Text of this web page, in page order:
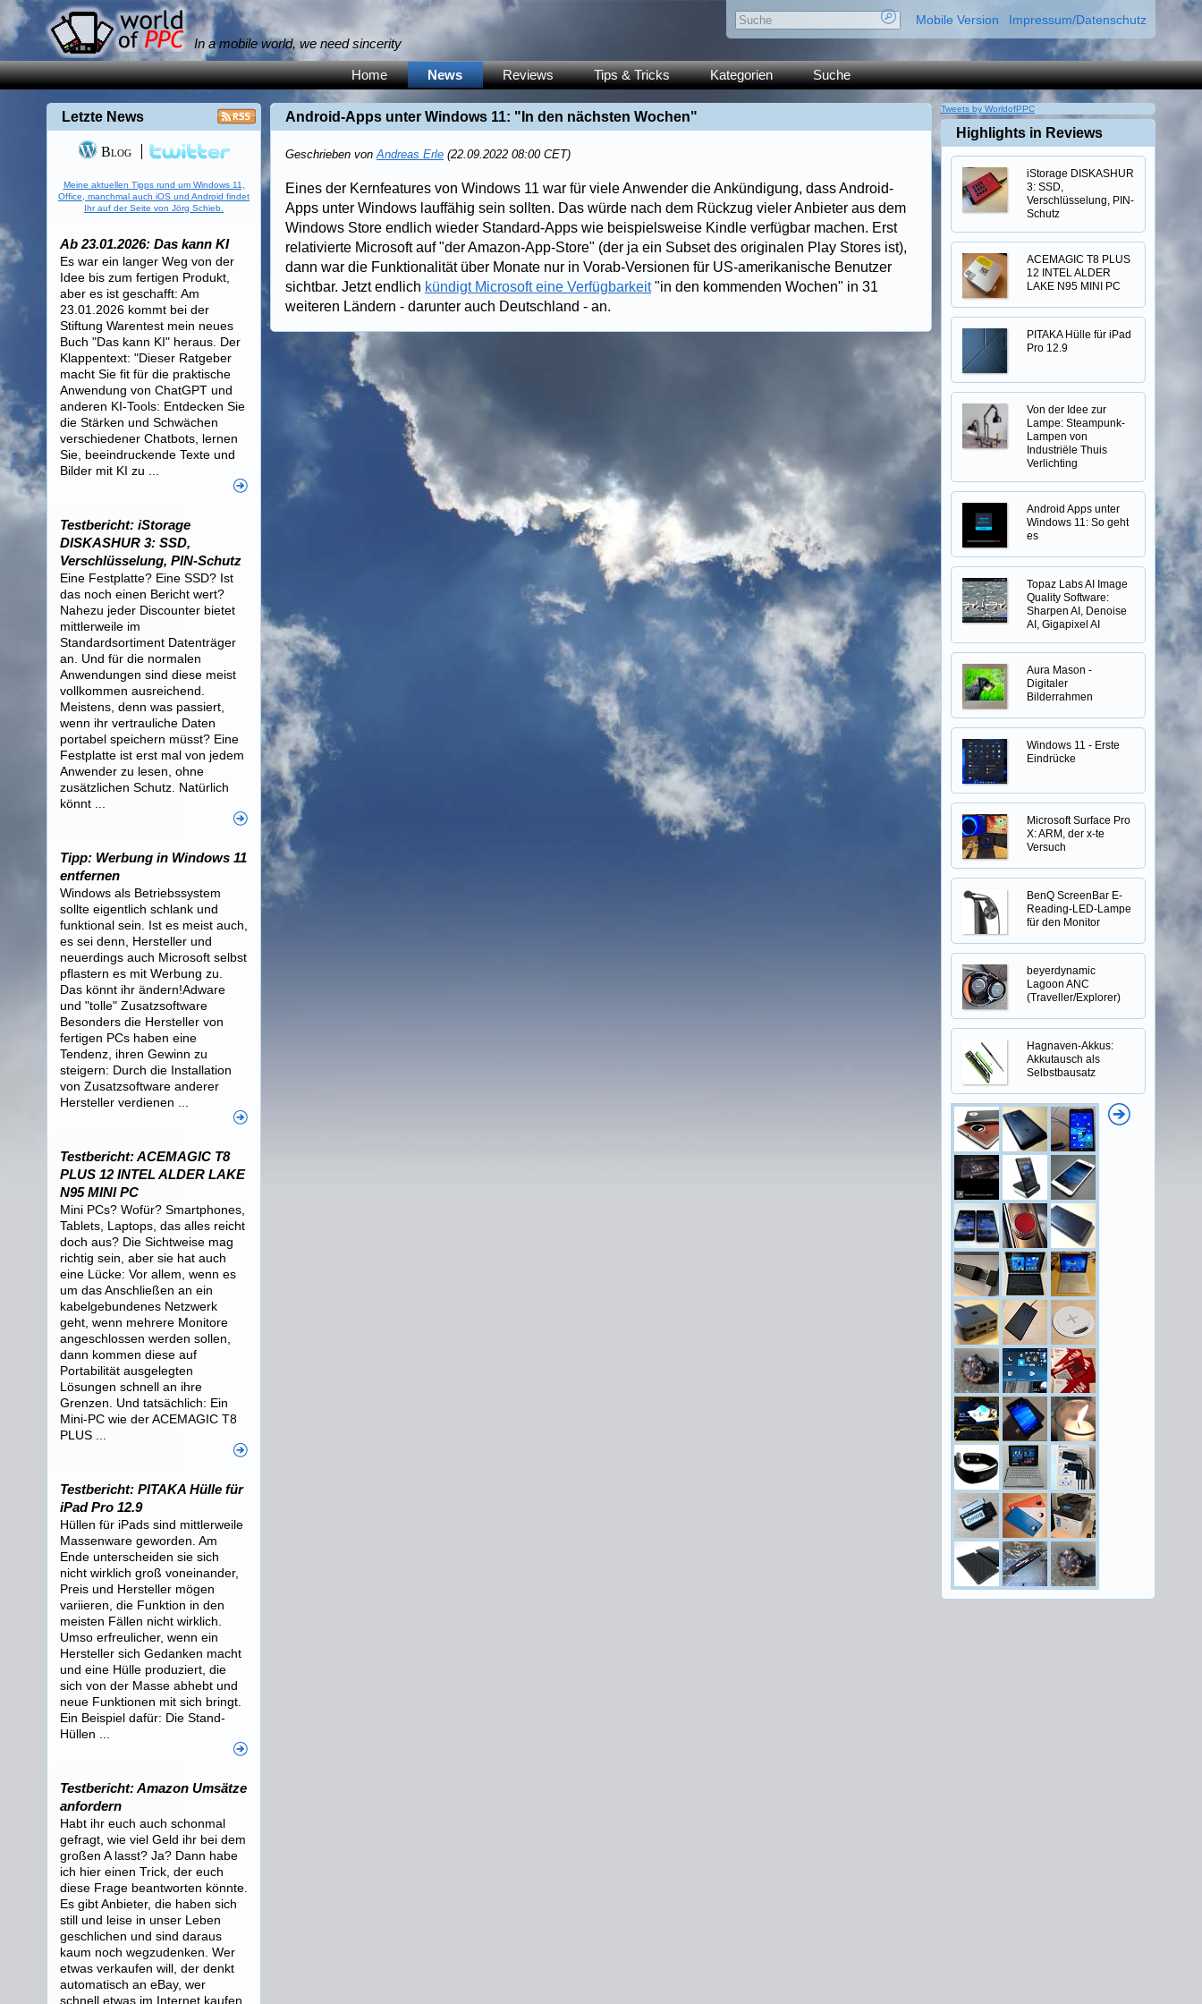
In a mobile world, we need sincerity
Mobile Version Impressum/Datenschutz
Home News Reviews Tips & Tricks Kategorien Suche
Android-Apps unter Windows 11: "In den nächsten Wochen"
Geschrieben vonAndreas Erle (22.09.2022 08:00 CET)
Eines der Kernfeatures von Windows 11 war für viele Anwender die Ankündigung, dass Android-
Apps unter Windows lauffähig sein sollten. Das würde nach dem Rückzug vieler Anbieter aus dem
Windows Store endlich wieder Standard-Apps wie beispielsweise Kindle verfügbar machen. Erst
relativierte Microsoft auf "der Amazon-App-Store" (der ja ein Subset des originalen Play Stores ist),
dann war die Funktionalität über Monate nur in Vorab-Versionen für US-amerikanische Benutzer
sichtbar. Jetzt endlich kündigt Microsoft eine Verfügbarkeit"in den kommenden Wochen" in 31
weiteren Ländern - darunter auch Deutschland - an.
Letzte News
Blog
Meine aktuellen Tipps rund um Windows 11,
Office, manchmal auch iOS und Android findet
Ihr auf der Seite von Jörg Schieb.
Ab 23.01.2026: Das kann KI
Es war ein langer Weg von der
Idee bis zum fertigen Produkt,
aber es ist geschafft: Am
23.01.2026 kommt bei der
Stiftung Warentest mein neues
Buch "Das kann KI" heraus. Der
Klappentext: "Dieser Ratgeber
macht Sie fit für die praktische
Anwendung von ChatGPT und
anderen KI-Tools: Entdecken Sie
die Stärken und Schwächen
verschiedener Chatbots, lernen
Sie, beeindruckende Texte und
Bilder mit KI zu ...
Testbericht: iStorage
DISKASHUR 3: SSD,
Verschlüsselung, PIN-Schutz
Eine Festplatte? Eine SSD? Ist
das noch einen Bericht wert?
Nahezu jeder Discounter bietet
mittlerweile im
Standardsortiment Datenträger
an. Und für die normalen
Anwendungen sind diese meist
vollkommen ausreichend.
Meistens, denn was passiert,
wenn ihr vertrauliche Daten
portabel speichern müsst? Eine
Festplatte ist erst mal von jedem
Anwender zu lesen, ohne
zusätzlichen Schutz. Natürlich
könnt ...
Tipp: Werbung in Windows 11
entfernen
Windows als Betriebssystem
sollte eigentlich schlank und
funktional sein. Ist es meist auch,
es sei denn, Hersteller und
neuerdings auch Microsoft selbst
pflastern es mit Werbung zu.
Das könnt ihr ändern!Adware
und "tolle" Zusatzsoftware
Besonders die Hersteller von
fertigen PCs haben eine
Tendenz, ihren Gewinn zu
steigern: Durch die Installation
von Zusatzsoftware anderer
Hersteller verdienen ...
Testbericht: ACEMAGIC T8
PLUS 12 INTEL ALDER LAKE
N95 MINI PC
Mini PCs? Wofür? Smartphones,
Tablets, Laptops, das alles reicht
doch aus? Die Sichtweise mag
richtig sein, aber sie hat auch
eine Lücke: Vor allem, wenn es
um das Anschließen an ein
kabelgebundenes Netzwerk
geht, wenn mehrere Monitore
angeschlossen werden sollen,
dann kommen diese auf
Portabilität ausgelegten
Lösungen schnell an ihre
Grenzen. Und tatsächlich: Ein
Mini-PC wie der ACEMAGIC T8
PLUS ...
Testbericht: PITAKA Hülle für
iPad Pro 12.9
Hüllen für iPads sind mittlerweile
Massenware geworden. Am
Ende unterscheiden sie sich
nicht wirklich groß voneinander,
Preis und Hersteller mögen
variieren, die Funktion in den
meisten Fällen nicht wirklich.
Umso erfreulicher, wenn ein
Hersteller sich Gedanken macht
und eine Hülle produziert, die
sich von der Masse abhebt und
neue Funktionen mit sich bringt.
Ein Beispiel dafür: Die Stand-
Hüllen ...
Testbericht: Amazon Umsätze
anfordern
Habt ihr euch auch schonmal
gefragt, wie viel Geld ihr bei dem
großen A lasst? Ja? Dann habe
ich hier einen Trick, der euch
diese Frage beantworten könnte.
Es gibt Anbieter, die haben sich
still und leise in unser Leben
geschlichen und sind daraus
kaum noch wegzudenken. Wer
etwas verkaufen will, der denkt
automatisch an eBay, wer
schnell etwas im Internet kaufen
Tweets by WorldofPPC
Highlights in Reviews
iStorage DISKASHUR
3: SSD,
Verschlüsselung, PIN-
Schutz
ACEMAGIC T8 PLUS
12 INTEL ALDER
LAKE N95 MINI PC
PITAKA Hülle für iPad
Pro 12.9
Von der Idee zur
Lampe: Steampunk-
Lampen von
Industriële Thuis
Verlichting
Android Apps unter
Windows 11: So geht
es
Topaz Labs AI Image
Quality Software:
Sharpen AI, Denoise
AI, Gigapixel AI
Aura Mason -
Digitaler
Bilderrahmen
Windows 11 - Erste
Eindrücke
Microsoft Surface Pro
X: ARM, der x-te
Versuch
BenQ ScreenBar E-
Reading-LED-Lampe
für den Monitor
beyerdynamic
Lagoon ANC
(Traveller/Explorer)
Hagnaven-Akkus:
Akkutausch als
Selbstbausatz